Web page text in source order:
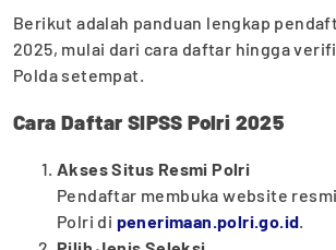
Berikut adalah panduan lengkap
2025, mulai dari cara daftar hingga
Polda setempat.
Cara Daftar SIPSS Polri 2025
Akses Situs Resmi Polri
Pendaftar membuka website
Polri di penerimaan.polri.go.id.